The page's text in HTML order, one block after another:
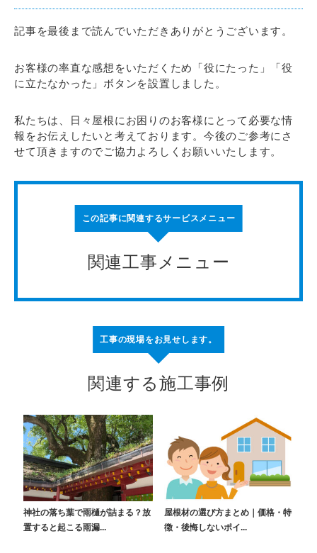
記事を最後まで読んでいただきありがとうございます。
お客様の率直な感想をいただくため「役にたった」「役
に立たなかった」ボタンを設置しました。
私たちは、日々屋根にお困りのお客様にとって必要な情
報をお伝えしたいと考えております。今後のご参考にさ
せて頂きますのでご協力よろしくお願いいたします。
この記事に関連するサービスメニュー
関連工事メニュー
工事の現場をお見せします。
関連する施工事例
神社の落ち葉で雨樋が詰まる？放
置すると起こる雨漏...
屋根材の選び方まとめ｜価格・特
徴・後悔しないポイ...